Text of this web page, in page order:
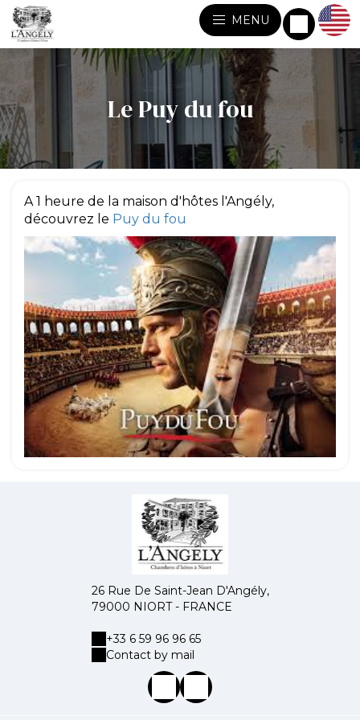
MENU
Le Puy du fou
A 1 heure de la maison d'hôtes l'Angély,
découvrez le Puy du fou
26 Rue De Saint-Jean D'Angély,
79000 NIORT - FRANCE
+33 6 59 96 96 65
Contact by mail